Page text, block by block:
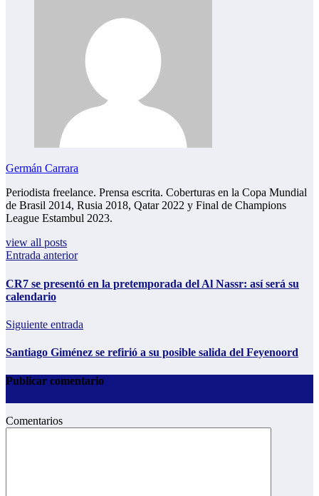
Germán Carrara
Periodista freelance. Prensa escrita. Coberturas en la Copa Mundial
de Brasil 2014, Rusia 2018, Qatar 2022 y Final de Champions
League Estambul 2023.
view all posts
Entrada anterior
CR7 se presentó en la pretemporada del Al Nassr: así será su
calendario
Siguiente entrada
Santiago Giménez se refirió a su posible salida del Feyenoord
Publicar comentario
Comentarios